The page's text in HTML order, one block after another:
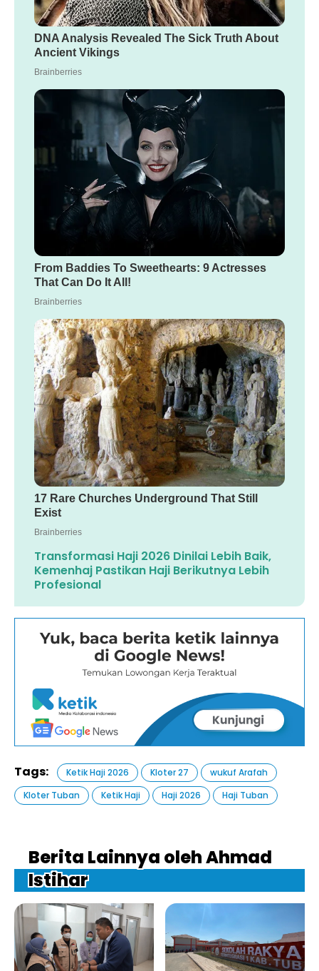
Transformasi Haji 2026 Dinilai Lebih Baik,
Kemenhaj Pastikan Haji Berikutnya Lebih
Profesional
Tags: Ketik Haji 2026 Kloter 27
wukuf Arafah
Kloter Tuban
Ketik Haji Haji 2026 Haji Tuban
Berita Lainnya oleh Ahmad
Istihar